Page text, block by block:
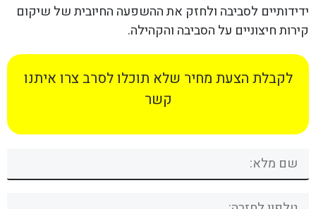
ידידותיים לסביבה ולחזק את ההשפעה החיובית של שיקום
קירות חיצוניים על הסביבה והקהילה.
לקבלת הצעת מחיר שלא תוכלו לסרב צרו איתנו
קשר